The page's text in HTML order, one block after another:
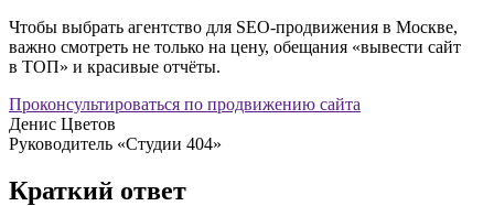
Чтобы выбрать агентство для SEO-продвижения в Москве,
важно смотреть не только на цену, обещания «вывести сайт
в ТОП» и красивые отчёты.
Проконсультироваться по продвижению сайта
Денис Цветов
Руководитель «Студии 404»
Краткий ответ